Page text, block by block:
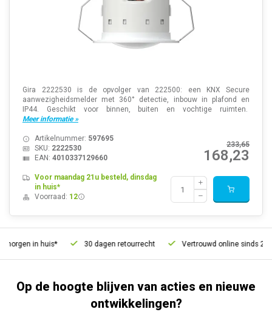
Gira 2222530 is de opvolger van 222500: een KNX Secure
aanwezigheidsmelder met 360° detectie, inbouw in plafond en
IP44. Geschikt voor binnen, buiten en vochtige ruimten.
Meer informatie »
233,65
168,23
Artikelnummer: 597695
SKU: 2222530
EAN: 4010337129660
Voor maandag 21u besteld, dinsdag
in huis*
Voorraad: 12
in huis* 30 dagen retourrecht Vertrouwd online sinds 2006
Op de hoogte blijven van acties en nieuwe
ontwikkelingen?